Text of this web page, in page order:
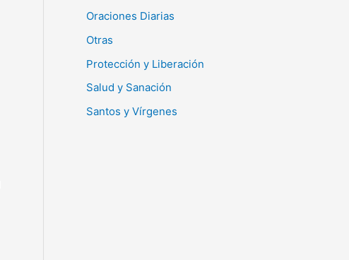
Oraciones Diarias
Otras
Protección y Liberación
Salud y Sanación
Santos y Vírgenes